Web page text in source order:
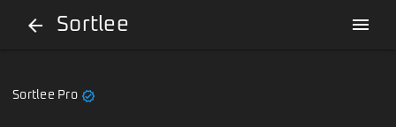
arrow_back Sortlee menu
Sortlee Pro verified